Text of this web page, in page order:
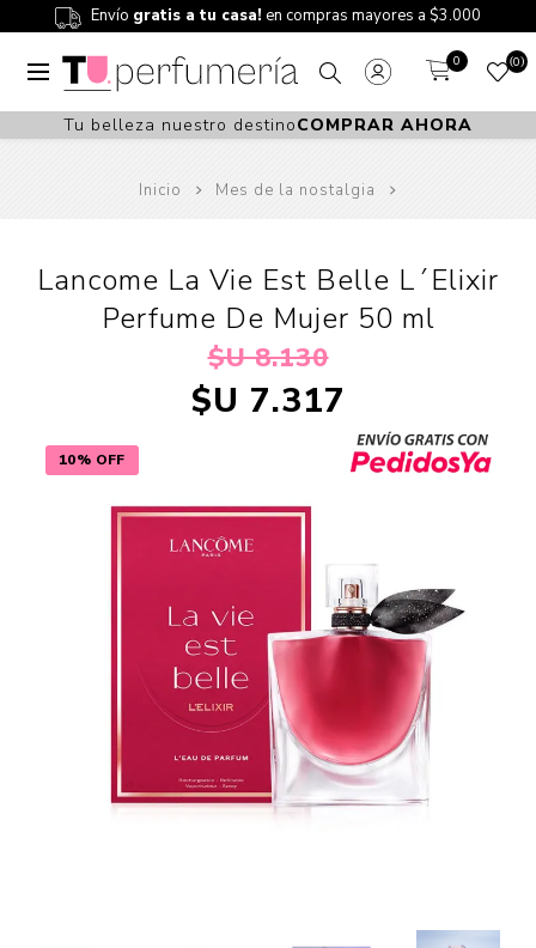
Envío gratis a tu casa! en compras mayores a $3.000
0 0
Tu belleza nuestro destinoCOMPRAR AHORA
Inicio Mes de la nostalgia
10% OFF
Lancome La Vie Est Belle L´Elixir
Perfume De Mujer 50 ml
$U 8.130
$U 7.317